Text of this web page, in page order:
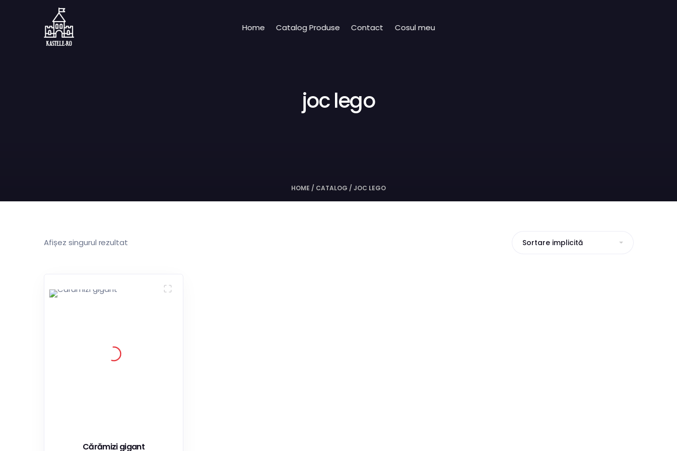
Home Catalog Produse Contact Cosul meu
HOME / CATALOG / JOC LEGO
joc lego
Afișez singurul rezultat Sortare implicită
Cărămizi gigant